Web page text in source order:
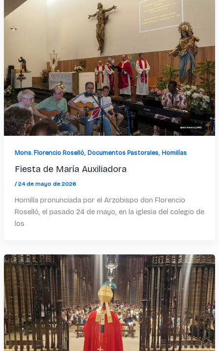
Mons. Florencio Roselló, Documentos Pastorales, Homilías
Fiesta de María Auxiliadora
/24 de mayo de 2026
Homilía pronunciada por el Arzobispo don Florencio
Roselló, el pasado 24 de mayo, en la iglesia del colegio de
los